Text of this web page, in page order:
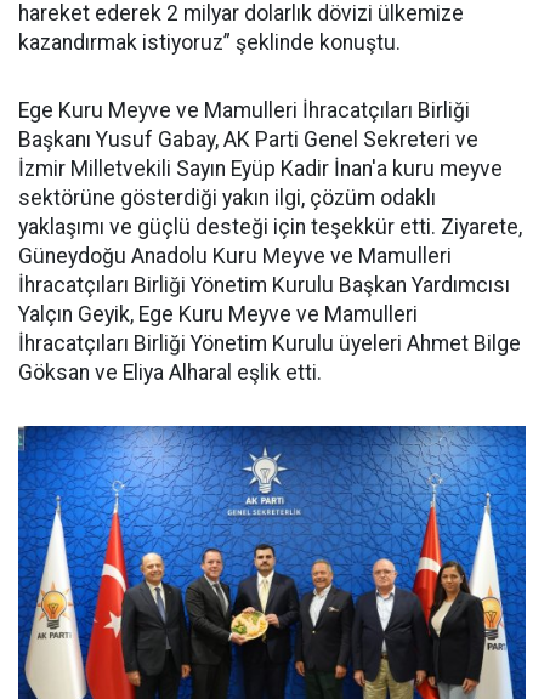
hareket ederek 2 milyar dolarlık dövizi ülkemize
kazandırmak istiyoruz” şeklinde konuştu.
Ege Kuru Meyve ve Mamulleri İhracatçıları Birliği
Başkanı Yusuf Gabay, AK Parti Genel Sekreteri ve
İzmir Milletvekili Sayın Eyüp Kadir İnan'a kuru meyve
sektörüne gösterdiği yakın ilgi, çözüm odaklı
yaklaşımı ve güçlü desteği için teşekkür etti. Ziyarete,
Güneydoğu Anadolu Kuru Meyve ve Mamulleri
İhracatçıları Birliği Yönetim Kurulu Başkan Yardımcısı
Yalçın Geyik, Ege Kuru Meyve ve Mamulleri
İhracatçıları Birliği Yönetim Kurulu üyeleri Ahmet Bilge
Göksan ve Eliya Alharal eşlik etti.